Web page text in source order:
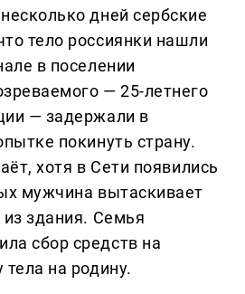
дней сербские
тело россиянки нашли
в поселении
— 25-летнего
— задержали в
покинуть страну.
хотя в Сети появились
мужчина вытаскивает
здания. Семья
сбор средств на
тела на родину.